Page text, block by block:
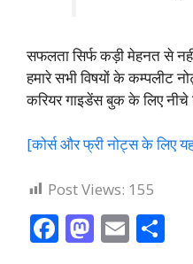
सफलता सिर्फ कड़ी मेहनत से
हमारे सभी विषयों के कम्पलीट
करियर गाइडेंस बुक के लिए
[कोर्स और फ्री नोट्स के लिए
Post Views: 155
F M E